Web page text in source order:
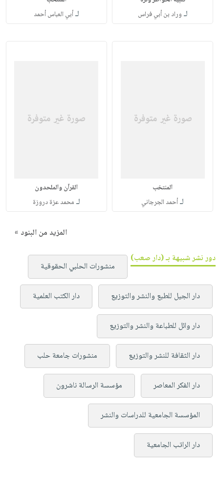
لـ وراد بن أبي فراس لـأبي العباس أحمد
المنتخب
لـأحمد الجرجاني
القرآن والملحدون
لـ محمد عزة دروزة
المزيد من البنود »
دور نشر شبيهة بـ (دار صعب)
منشورات الحلبي الحقوقية
دار الجيل للطبع والنشر والتوزيع دار الكتب العلمية
دار وائل للطباعة والنشر والتوزيع
دار الثقافة للنشر والتوزيع منشورات جامعة حلب
دار الفكر المعاصر مؤسسة الرسالة ناشرون
المؤسسة الجامعية للدراسات والنشر
دار الراتب الجامعية